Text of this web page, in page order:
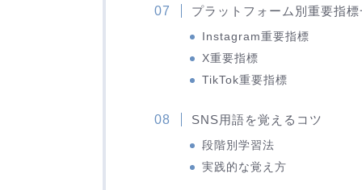
プラットフォーム別重要指標
Instagram重要指標
X重要指標
TikTok重要指標
SNS用語を覚えるコツ
段階別学習法
実践的な覚え方